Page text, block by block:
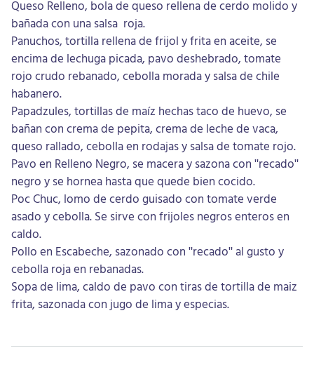
Queso Relleno, bola de queso rellena de cerdo molido y
bañada con una salsa roja.
Panuchos, tortilla rellena de frijol y frita en aceite, se
encima de lechuga picada, pavo deshebrado, tomate
rojo crudo rebanado, cebolla morada y salsa de chile
habanero.
Papadzules, tortillas de maíz hechas taco de huevo, se
bañan con crema de pepita, crema de leche de vaca,
queso rallado, cebolla en rodajas y salsa de tomate rojo.
Pavo en Relleno Negro, se macera y sazona con "recado"
negro y se hornea hasta que quede bien cocido.
Poc Chuc, lomo de cerdo guisado con tomate verde
asado y cebolla. Se sirve con frijoles negros enteros en
caldo.
Pollo en Escabeche, sazonado con "recado" al gusto y
cebolla roja en rebanadas.
Sopa de lima, caldo de pavo con tiras de tortilla de maiz
frita, sazonada con jugo de lima y especias.